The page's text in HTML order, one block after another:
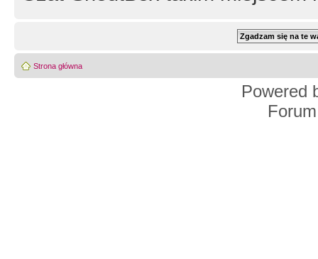
Strona główna
Powered